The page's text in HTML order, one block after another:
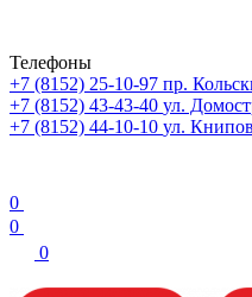
Телефоны
+7 (8152) 25-10-97 пр.
+7 (8152) 43-43-40 ул.
+7 (8152) 44-10-10 ул.
0
0
0